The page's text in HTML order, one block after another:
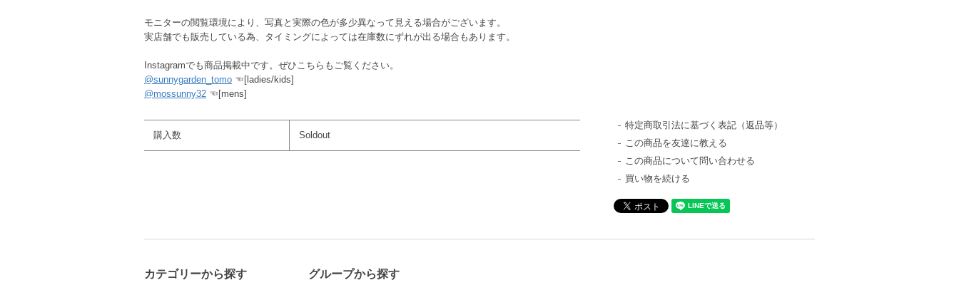
モニターの閲覧環境により、写真と実際の色が多少異なって見える場合がございます。
実店舗でも販売している為、タイミングによっては在庫数にずれが出る場合もあります。
Instagramでも商品掲載中です。ぜひこちらもご覧ください。
@sunnygarden_tomo ☜[ladies/kids]
@mossunny32 ☜[mens]
購入数 Soldout
特定商取引法に基づく表記（返品等）
この商品を友達に教える
この商品について問い合わせる
買い物を続ける
カテゴリーから探す グループから探す